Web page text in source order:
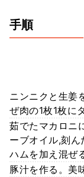
手順
ニンニクと生姜
ぜ肉の1枚1枚に
茹でたマカロニ
ーブオイル,刻ん
ハムを加え混ぜ
豚汁を作る。美